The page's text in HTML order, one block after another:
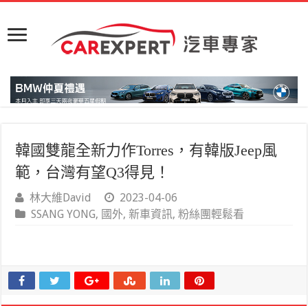
韓國雙龍全新力作Torres，有韓版Jeep風
範，台灣有望Q3得見！
林大維David
2023-04-06
SSANG YONG, 國外,新車資訊,粉絲團輕鬆看